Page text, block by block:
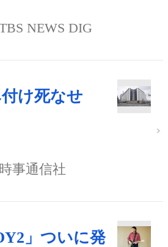
NEWS DIG
け死なせ
時事通信社
」ついに発